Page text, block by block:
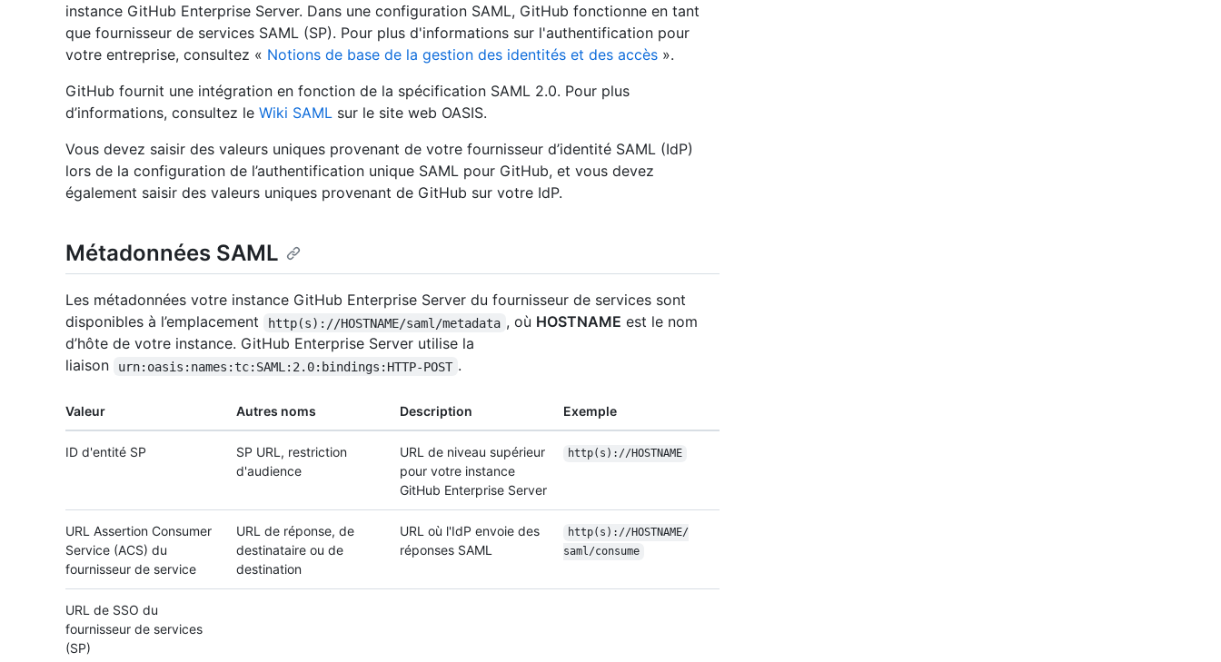
instance GitHub Enterprise Server. Dans une configuration SAML, GitHub fonctionne en tant
que fournisseur de services SAML (SP). Pour plus d'informations sur l'authentification pour
votre entreprise, consultez « Notions de base de la gestion des identités et des accès ».
GitHub fournit une intégration en fonction de la spécification SAML 2.0. Pour plus
d’informations, consultez le Wiki SAML sur le site web OASIS.
Vous devez saisir des valeurs uniques provenant de votre fournisseur d’identité SAML (IdP)
lors de la configuration de l’authentification unique SAML pour GitHub, et vous devez
également saisir des valeurs uniques provenant de GitHub sur votre IdP.
Métadonnées SAML
Les métadonnées votre instance GitHub Enterprise Server du fournisseur de services sont
disponibles à l’emplacement
http(s)://HOSTNAME/saml/metadata , où HOSTNAME est le nom
d’hôte de votre instance. GitHub Enterprise Server utilise la
liaison
urn:oasis:names:tc:SAML:2.0:bindings:HTTP-POST .
Valeur Autres noms Description Exemple
ID d'entité SP
SP URL, restriction
d'audience
URL de niveau supérieur
pour votre instance
GitHub Enterprise Server
http(s)://HOSTNAME
URL Assertion Consumer
Service (ACS) du
fournisseur de service
URL de réponse, de
destinataire ou de
destination
URL où l'IdP envoie des
réponses SAML
http(s)://HOSTNAME/
saml/consume
URL de SSO du
fournisseur de services
(SP)